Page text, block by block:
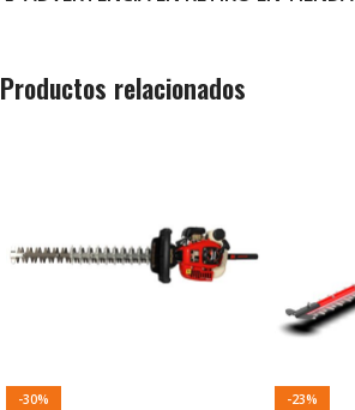
Productos relacionados
-30% -23%